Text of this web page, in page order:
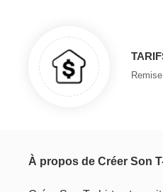
À propos de Créer Son